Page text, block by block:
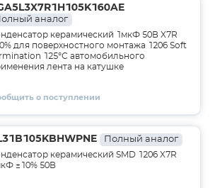
аналог
керамический 1мкФ 50В X7R
для поверхностного монтажа 1206 Soft
125°С автомобильного
лента на катушке
о поступлении
Полный аналог
керамический SMD 1206 X7R
±10% 50В